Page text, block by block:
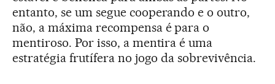
entanto, se um segue cooperando e o outro,
não, a máxima recompensa é para o
mentiroso. Por isso, a mentira é uma
estratégia frutífera no jogo da sobrevivência.